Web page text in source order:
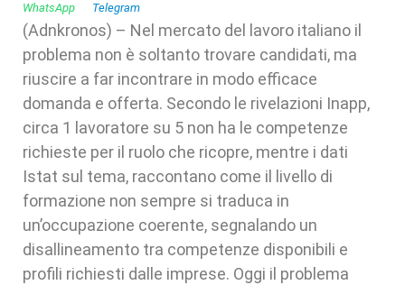
(Adnkronos) – Nel mercato del lavoro italiano il
problema non è soltanto trovare candidati, ma
riuscire a far incontrare in modo efficace
domanda e offerta. Secondo le rivelazioni Inapp,
circa 1 lavoratore su 5 non ha le competenze
richieste per il ruolo che ricopre, mentre i dati
Istat sul tema, raccontano come il livello di
formazione non sempre si traduca in
un’occupazione coerente, segnalando un
disallineamento tra competenze disponibili e
profili richiesti dalle imprese. Oggi il problema